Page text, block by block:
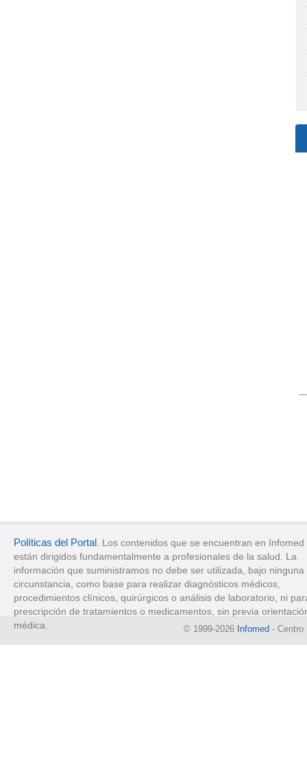
Políticas del Portal. Los contenidos que se encuentran en Infomed
están dirigidos fundamentalmente a profesionales de la salud. La
información que suministramos no debe ser utilizada, bajo ninguna
circunstancia, como base para realizar diagnósticos médicos,
procedimientos clínicos, quirúrgicos o análisis de laboratorio, ni
prescripción de tratamientos o medicamentos, sin previa
médica.
© 1999-2026 Infomed - Centro